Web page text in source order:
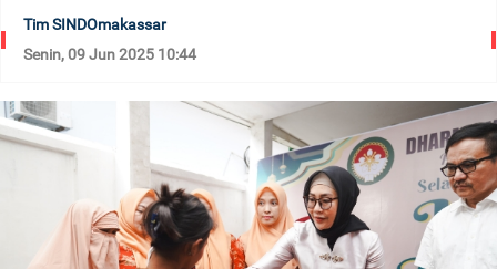
Tim SINDOmakassar
Senin, 09 Jun 2025 10:44